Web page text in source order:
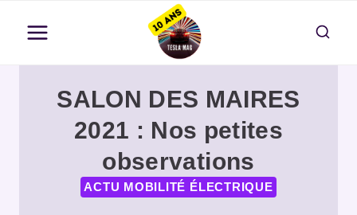
contenu
SALON DES MAIRES
2021 : Nos petites
observations
ACTU MOBILITÉ ÉLECTRIQUE